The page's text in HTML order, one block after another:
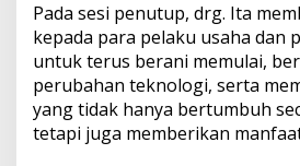
Pada sesi penutup, drg. Ita
kepada para pelaku usaha dan
untuk terus berani memulai,
perubahan teknologi, serta
yang tidak hanya bertumbuh
tetapi juga memberikan